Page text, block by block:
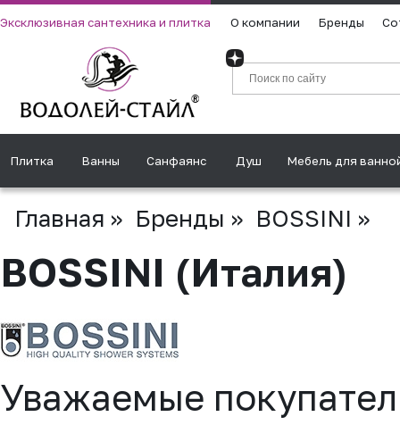
Эксклюзивная сантехника и плитка О компании Бренды
Плитка Ванны Санфаянс Душ Мебель для
Главная » Бренды » BOSSINI »
BOSSINI (Италия)
Уважаемые